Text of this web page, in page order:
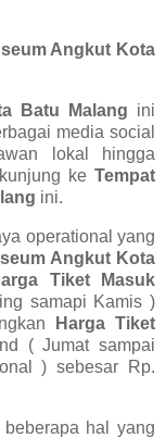
Angkut Kota
Batu Malang ini
media social
lokal hingga
ke Tempat
ini.
operational yang
Angkut Kota
Tiket Masuk
samapi Kamis )
Harga Tiket
( Jumat sampai
) sebesar Rp.
hal yang